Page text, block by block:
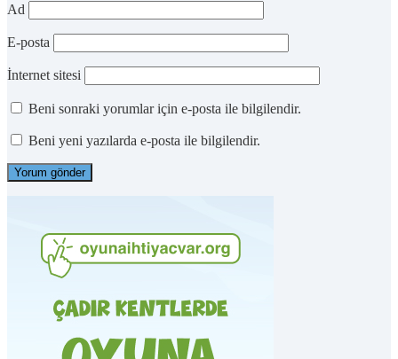
Ad
E-posta
İnternet sitesi
Beni sonraki yorumlar için e-posta ile bilgilendir.
Beni yeni yazılarda e-posta ile bilgilendir.